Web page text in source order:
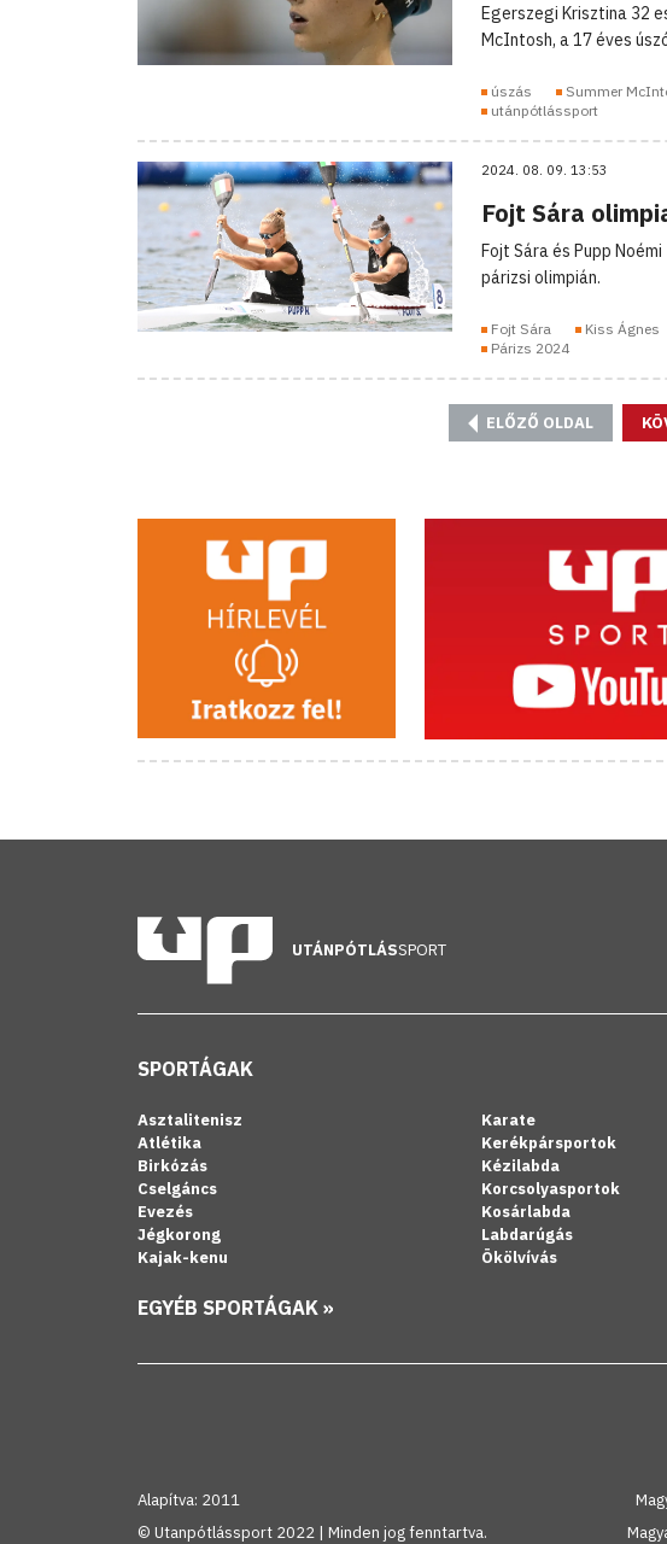
Egerszegi Krisztina 32
McIntosh, a 17 éves
úszás Summer
utánpótlássport
2024. 08. 09. 13:53
Fojt Sára
Fojt Sára és Pupp
párizsi olimpián.
Fojt Sára Kiss Ágnes
Párizs 2024
ELŐZŐ OLDAL
UTÁNPÓTLÁSSPORT
SPORTÁGAK
Asztalitenisz
Atlétika
Birkózás
Cselgáncs
Evezés
Jégkorong
Kajak-kenu
Karate
Kerékpársportok
Kézilabda
Korcsolyasportok
Kosárlabda
Labdarúgás
Ökölvívás
EGYÉB SPORTÁGAK »
Alapítva: 2011
© Utanpótlássport 2022 | Minden jog fenntartva.